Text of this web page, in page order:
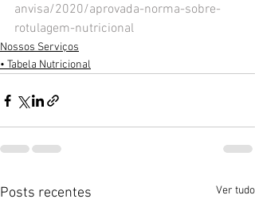
anvisa/2020/aprovada-norma-sobre-
rotulagem-nutricional
Nossos Serviços
• Tabela Nutricional
Posts recentes Ver tudo